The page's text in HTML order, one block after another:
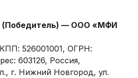
(Победитель) — ООО «МФИ
526001001, ОГРН:
603126, Россия,
г. Нижний Новгород, ул.